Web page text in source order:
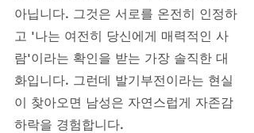
아닙니다. 그것은 서로를 온전히 인정하
고 '나는 여전히 당신에게 매력적인 사
람'이라는 확인을 받는 가장 솔직한 대
화입니다. 그런데 발기부전이라는 현실
이 찾아오면 남성은 자연스럽게 자존감
하락을 경험합니다.